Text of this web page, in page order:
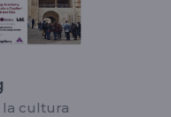
la cultura